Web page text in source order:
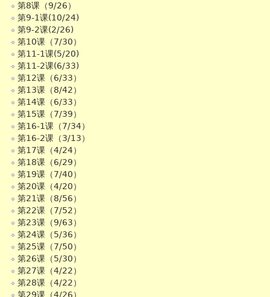
第8课（9/26）
第9-1课(10/24)
第9-2课(2/26)
第10课（7/30）
第11-1课(5/20)
第11-2课(6/33)
第12课（6/33）
第13课（8/42）
第14课（6/33）
第15课（7/39）
第16-1课（7/34）
第16-2课（3/13）
第17课（4/24）
第18课（6/29）
第19课（7/40）
第20课（4/20）
第21课（8/56）
第22课（7/52）
第23课（9/63）
第24课（5/36）
第25课（7/50）
第26课（5/30）
第27课（4/22）
第28课（4/22）
第29课（4/26）